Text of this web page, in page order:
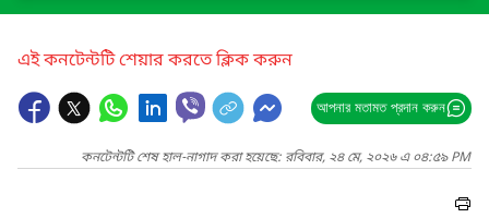
এই কনটেন্টটি শেয়ার করতে ক্লিক করুন
আপনার মতামত প্রদান করুন
কনটেন্টটি শেষ হাল-নাগাদ করা হয়েছে: রবিবার, ২৪ মে, ২০২৬ এ ০৪:৫৯ PM